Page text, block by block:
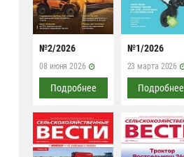
№2/2026
08 июня 2026
Подробнее
№1/2026
23 марта 2026
Подробнее